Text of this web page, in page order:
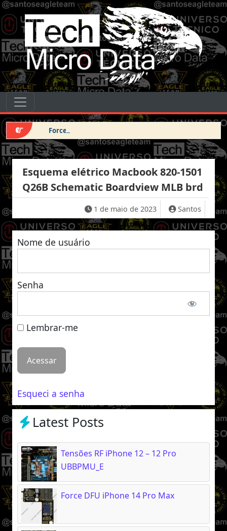
Pular para o conteúdo
Tech Micro Data
Pular para o conteúdo
Navegação principal
Force DFU iPhone 14 Pro Max
Esquema elétrico Macbook 820-1501
Q26B Schematic Boardview MLB brd
1 de maio de 2023 Santos
Nome de usuário
Senha
Lembrar-me
Esqueci a senha
Latest Posts
Tensões RF iPhone 12 – 12 Pro
UBBPMU_E
Force DFU iPhone 14 Pro Max